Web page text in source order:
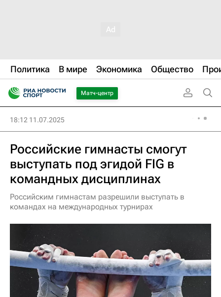
Политика В мире Экономика Общество
Матч-центр
18:12 11.07.2025
Российские гимнасты смогут
выступать под эгидой FIG в
командных дисциплинах
Российским гимнастам разрешили выступать в
командах на международных турнирах